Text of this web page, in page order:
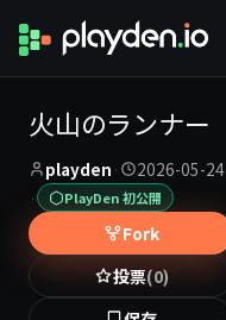
火山のランナー
playden · 2026-05-24
· PlayDen 初公開
Fork
投票(0)